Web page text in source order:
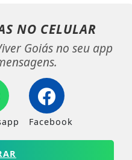
NO CELULAR
Goiás no seu app
Facebook